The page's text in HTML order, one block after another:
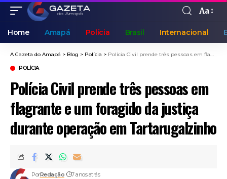
Aa
Home Amapá Polícia Brasil Internacional
A Gazeta do Amapá > Blog > Polícia > Polícia Civil prende três pessoas em flagrante e um foragido da justiça durante operação em Tartarugalzinho
POLÍCIA
Polícia Civil prende três pessoas em
flagrante e um foragido da justiça
durante operação em Tartarugalzinho
PorRedação 7 anos atrás